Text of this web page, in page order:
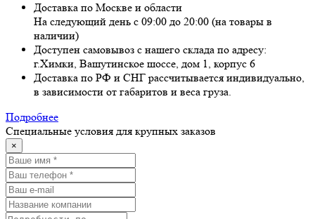
Доставка по Москве и области
На следующий день с 09:00 до 20:00 (на товары в
наличии)
Доступен самовывоз с нашего склада по адресу:
г.Химки, Вашутинское шоссе, дом 1, корпус 6
Доставка по РФ и СНГ рассчитывается индивидуально,
в зависимости от габаритов и веса груза.
Подробнее
Специальные условия для крупных заказов
×